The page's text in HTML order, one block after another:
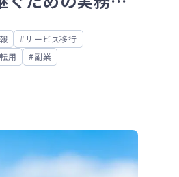
サービス移行
用 副業